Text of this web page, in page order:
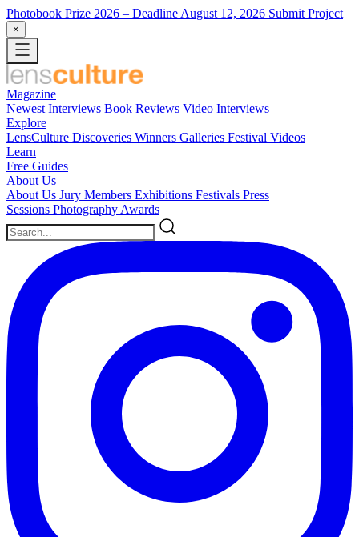
Photobook Prize 2026 – Deadline August 12, 2026 Submit Project
×
Magazine
Newest Interviews Book Reviews Video Interviews
Explore
LensCulture Discoveries Winners Galleries Festival Videos
Learn
Free Guides
About Us
About Us Jury Members Exhibitions Festivals Press
Sessions Photography Awards